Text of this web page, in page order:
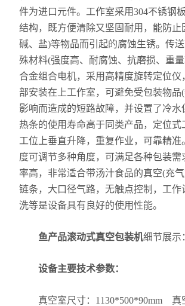
件为进口元件。工作室采用304不锈钢
结构，既方便清除又坚固耐用，能防止
碱、盐)等物品而引起的腐蚀生锈。传
殊材料(强度高、耐腐蚀、抗磨损、重
合金组合电机，采用高精度旋转定位仪
部安装在上工作室，可避免受包装物品
影响而造成的短路故障，并设置了冷水
热条的使用寿命高于同类产品，定位式
工位上垂直升降，重复作业，可靠精准
度可调节多种角度，可满足各种包装需
率高，非常适合带汤汁食品的真空(充
链条，大口径气路，无触点控制，工作
洗等是设备具有良好的使用性能。
鱼产品滚动式真空包装机细节展示
设备主要技术参数：
真空室尺寸：1130*500*90mm 真